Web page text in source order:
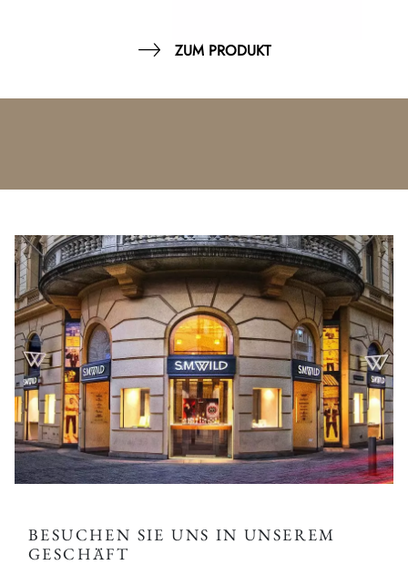
ZUM PRODUKT
BESUCHEN SIE UNS IN UNSEREM
GESCHÄFT